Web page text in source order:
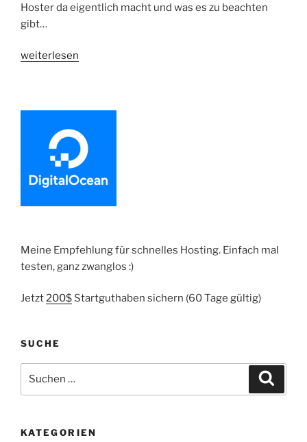
Hoster da eigentlich macht und was es zu beachten
gibt…
„MariaDB
aufsetzen“
weiterlesen
Meine Empfehlung für schnelles Hosting. Einfach mal
testen, ganz zwanglos :)
Jetzt200$ Startguthaben sichern (60 Tage gültig)
SUCHE
nach:
KATEGORIEN